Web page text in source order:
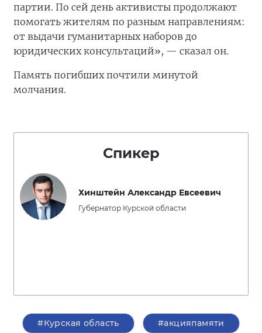
партии. По сей день активисты продолжают
помогать жителям по разным направлениям:
от выдачи гуманитарных наборов до
юридических консультаций», — сказал он.
Память погибших почтили минутой
молчания.
Спикер
Хинштейн Александр Евсеевич
Губернатор Курской области
#Курская область #акцияпамяти